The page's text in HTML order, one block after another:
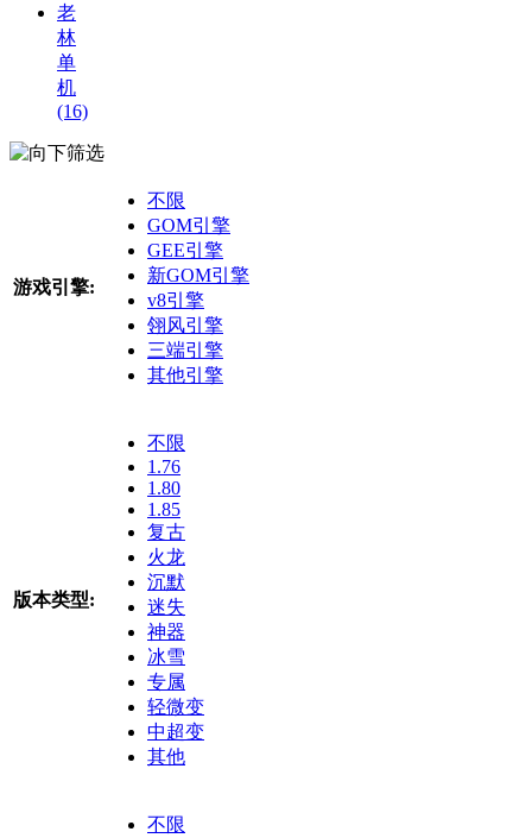
老
林
单
机
(16)
筛选
游戏引擎:
不限
GOM引擎
GEE引擎
新GOM引擎
v8引擎
翎风引擎
三端引擎
其他引擎
版本类型:
不限
1.76
1.80
1.85
复古
火龙
沉默
迷失
神器
冰雪
专属
轻微变
中超变
其他
不限